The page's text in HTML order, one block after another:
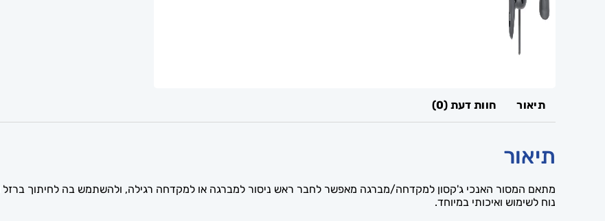
תיאור חוות דעת (0)
תיאור
מתאם המסור האנכי ג'קסון למקדחה/מברגה מאפשר לחבר ראש ניסור למברגה או למקדחה רגילה, ולהשתמש בה לחיתוך ברזל
נוח לשימוש ואיכותי במיוחד.